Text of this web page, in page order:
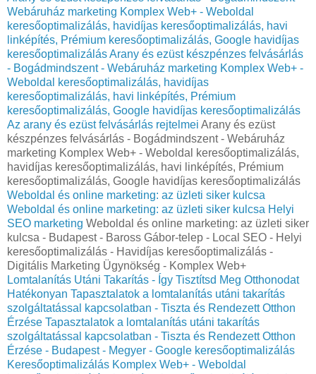
Webáruház marketing Komplex Web+ - Weboldal
keresőoptimalizálás, havidíjas keresőoptimalizálás, havi
linképítés, Prémium keresőoptimalizálás, Google havidíjas
keresőoptimalizálásArany és ezüst készpénzes felvásárlás
- Bogádmindszent - Webáruház marketing Komplex Web+ -
Weboldal keresőoptimalizálás, havidíjas
keresőoptimalizálás, havi linképítés, Prémium
keresőoptimalizálás, Google havidíjas keresőoptimalizálás
Az arany és ezüst felvásárlás rejtelmei Arany és ezüst
készpénzes felvásárlás - Bogádmindszent - Webáruház
marketing Komplex Web+ - Weboldal keresőoptimalizálás,
havidíjas keresőoptimalizálás, havi linképítés, Prémium
keresőoptimalizálás, Google havidíjas keresőoptimalizálás
Weboldal és online marketing: az üzleti siker kulcsa
Weboldal és online marketing: az üzleti siker kulcsa Helyi
SEO marketing Weboldal és online marketing: az üzleti siker
kulcsa - Budapest - Baross Gábor-telep - Local SEO - Helyi
keresőoptimalizálás - Havidíjas keresőoptimalizálás -
Digitális Marketing Ügynökség - Komplex Web+
Lomtalanítás Utáni Takarítás - Így Tisztítsd Meg Otthonodat
Hatékonyan Tapasztalatok a lomtalanítás utáni takarítás
szolgáltatással kapcsolatban - Tiszta és Rendezett Otthon
Érzése Tapasztalatok a lomtalanítás utáni takarítás
szolgáltatással kapcsolatban - Tiszta és Rendezett Otthon
Érzése - Budapest - Megyer - Google keresőoptimalizálás
Keresőoptimalizálás Komplex Web+ - Weboldal